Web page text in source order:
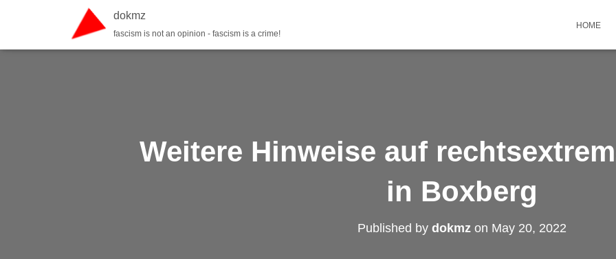
dokmz
fascism is not an opinion - fascism is a crime!
HOME
Weitere Hinweise auf
in Boxberg
Published by dokmz on May 20, 2022